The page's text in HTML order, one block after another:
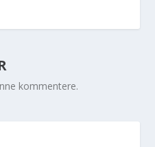
kommentere.